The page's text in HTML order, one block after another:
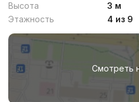
Высота
3 м
Этажность
4 из 9
Смотреть